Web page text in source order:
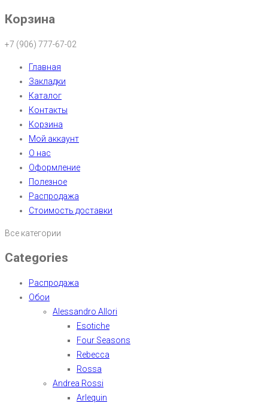
Корзина
+7 (906) 777-67-02
Главная
Закладки
Каталог
Контакты
Корзина
Мой аккаунт
О нас
Оформление
Полезное
Распродажа
Стоимость доставки
Все категории
Categories
Распродажа
Обои
Alessandro Allori
Esotiche
Four Seasons
Rebecca
Rossa
Andrea Rossi
Arlequin